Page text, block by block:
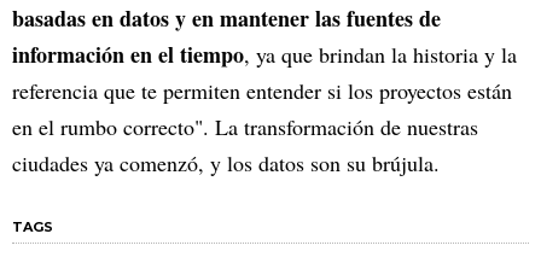
basadas en datos y en mantener las fuentes de
información en el tiempo, ya que brindan la historia y la
referencia que te permiten entender si los proyectos están
en el rumbo correcto". La transformación de nuestras
ciudades ya comenzó, y los datos son su brújula.
TAGS